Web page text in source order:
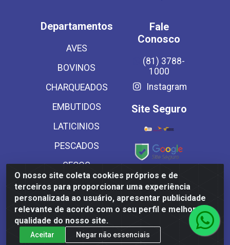
O nosso site coleta cookies próprios e de
terceiros para proporcionar uma experiência
personalizada ao usuário, apresentar publicidade
relevante de acordo com o seu perfil e melhorar a
qualidade do nosso site.
Aceitar Negar não essenciais
Departamentos
AVES
BOVINOS
CHARQUEADOS
EMBUTIDOS
LATICINIOS
PESCADOS
SECOS
SUINOS
VEGETAIS CONG E
MASSAS
Fale
Conosco
(81) 3788-
1000
Instagram
Site Seguro
Baixe já
nosso APP